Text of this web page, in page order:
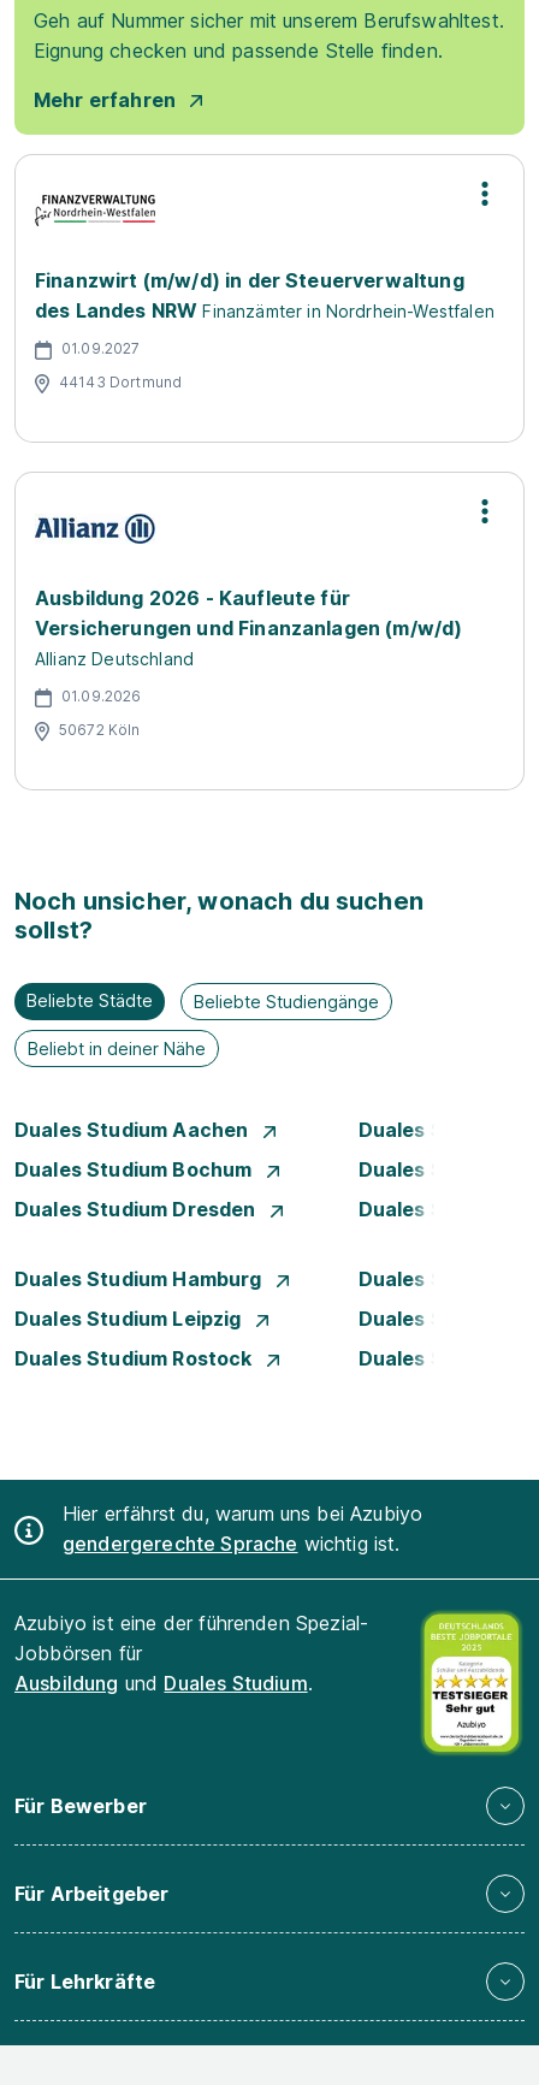
Geh auf Nummer sicher mit unserem Berufswahltest.
Eignung checken und passende Stelle finden.
Mehr erfahren
Finanzwirt (m/w/d) in der Steuerverwaltung
des Landes NRW Finanzämter in Nordrhein-Westfalen
01.09.2027
44143 Dortmund
Ausbildung 2026 - Kaufleute für
Versicherungen und Finanzanlagen (m/w/d)
Allianz Deutschland
01.09.2026
50672 Köln
Noch unsicher, wonach du suchen
sollst?
Beliebte Städte Beliebte Studiengänge
Beliebt in deiner Nähe
Duales Studium Aachen
Duales Studium
Duales Studium Bochum
Duales Studium
Duales Studium Dresden
Duales Studium
Duales Studium Hamburg
Duales Studium
Duales Studium Leipzig
Duales Studium
Duales Studium Rostock
Duales Studium
Hier erfährst du, warum uns bei Azubiyo
gendergerechte Sprache wichtig ist.
Azubiyo ist eine der führenden Spezial-
Jobbörsen für
Ausbildung und Duales Studium.
Für Bewerber
Für Arbeitgeber
Für Lehrkräfte